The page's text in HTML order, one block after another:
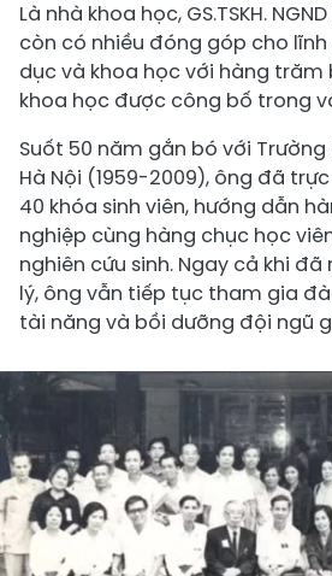
Là nhà khoa học, GS.TSKH.
còn có nhiều đóng góp cho
dục và khoa học với hàng
khoa học được công bố trong
Suốt 50 năm gắn bó với
Hà Nội (1959-2009), ông đã
40 khóa sinh viên, hướng dẫn
nghiệp cùng hàng chục học
nghiên cứu sinh. Ngay cả khi
lý, ông vẫn tiếp tục tham gia
tài năng và bồi dưỡng đội ngũ